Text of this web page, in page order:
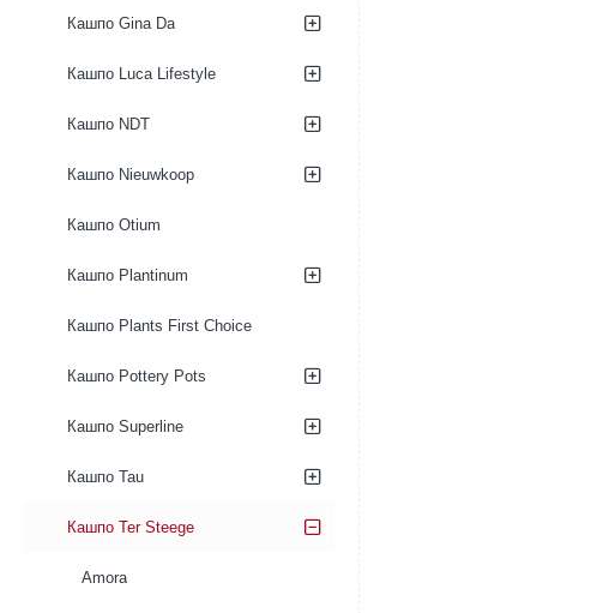
Кашпо Gina Da
Кашпо Luca Lifestyle
Кашпо NDT
Кашпо Nieuwkoop
Кашпо Otium
Кашпо Plantinum
Кашпо Plants First Choice
Кашпо Pottery Pots
Кашпо Superline
Кашпо Tau
Кашпо Ter Steege
Amora